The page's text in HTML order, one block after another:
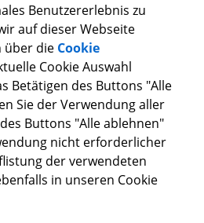
MÜLLER IN DER 1. KLASSE
ausführlich das
die 1. Klasse.
EISENSCHENK
Schuljahr eine besondere
Benutzererlebnis zu
auf dieser Webseite
über die Cookie
Cookie Auswahl
Betätigen des Buttons "Alle
Sie der Verwendung aller
Buttons "Alle ablehnen"
nicht erforderlicher
der verwendeten
in unseren Cookie